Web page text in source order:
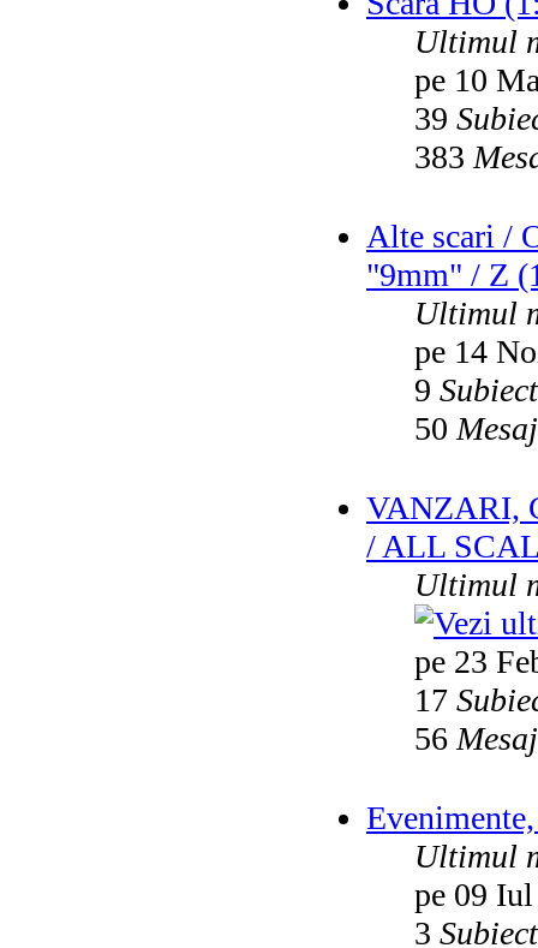
Ultimul
pe 10
39
383
Alte scari /
"9mm" / Z
Ultimul
pe 14
9
50
VANZARI,
/ ALL
Ultimul
pe 23
17
56
Ultimul
pe 09
3